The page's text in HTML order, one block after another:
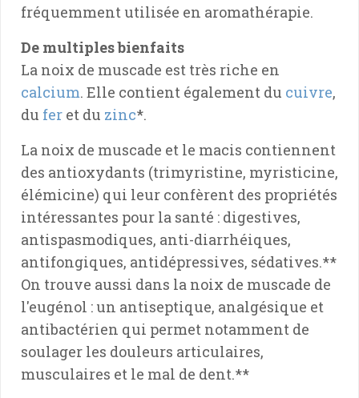
fréquemment utilisée en aromathérapie.
De multiples bienfaits
La noix de muscade est très riche en
calcium. Elle contient également du cuivre,
du fer et du zinc*.
La noix de muscade et le macis contiennent
des antioxydants (trimyristine, myristicine,
élémicine) qui leur confèrent des propriétés
intéressantes pour la santé : digestives,
antispasmodiques, anti-diarrhéiques,
antifongiques, antidépressives, sédatives.**
On trouve aussi dans la noix de muscade de
l'eugénol : un antiseptique, analgésique et
antibactérien qui permet notamment de
soulager les douleurs articulaires,
musculaires et le mal de dent.**